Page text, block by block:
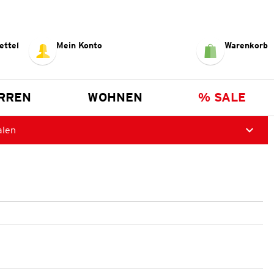
Mein Konto Warenkorb
WOHNEN % SALE